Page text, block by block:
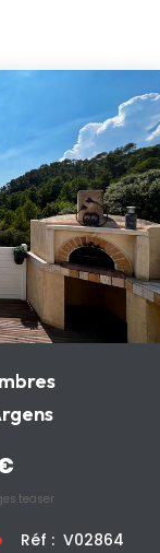
Réf : V02864